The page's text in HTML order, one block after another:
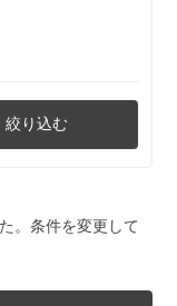
絞り込む
。条件を変更して